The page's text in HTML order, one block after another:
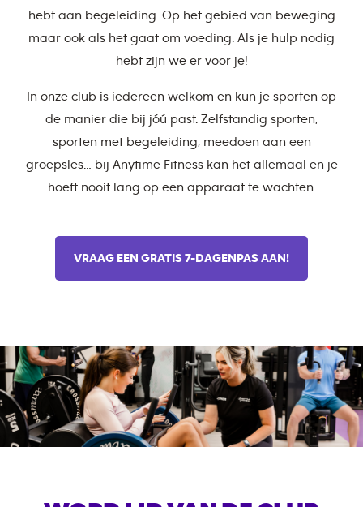
hebt aan begeleiding. Op het gebied van beweging
maar ook als het gaat om voeding. Als je hulp nodig
hebt zijn we er voor je!
In onze club is iedereen welkom en kun je sporten op
de manier die bij jóú past. Zelfstandig sporten,
sporten met begeleiding, meedoen aan een
groepsles… bij Anytime Fitness kan het allemaal en je
hoeft nooit lang op een apparaat te wachten.
VRAAG EEN GRATIS 7-DAGENPAS AAN!